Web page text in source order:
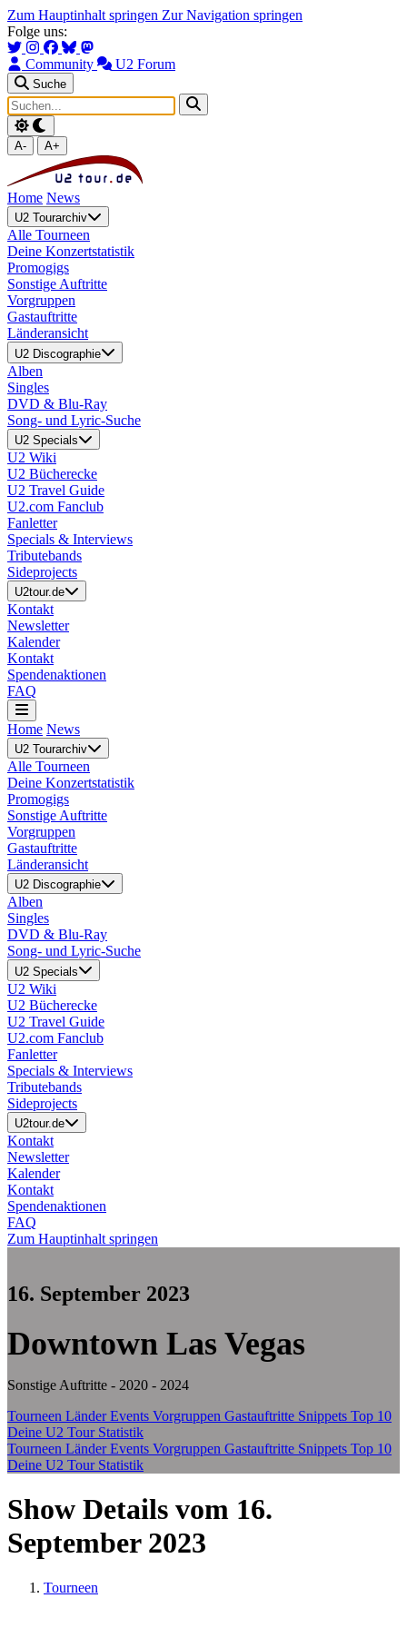
Zum Hauptinhalt springen Zur Navigation springen
Folge uns:
Community U2 Forum
Suche
A- A+
Home News
U2 Tourarchiv
Alle Tourneen
Deine Konzertstatistik
Promogigs
Sonstige Auftritte
Vorgruppen
Gastauftritte
Länderansicht
U2 Discographie
Alben
Singles
DVD & Blu-Ray
Song- und Lyric-Suche
U2 Specials
U2 Wiki
U2 Bücherecke
U2 Travel Guide
U2.com Fanclub
Fanletter
Specials & Interviews
Tributebands
Sideprojects
U2tour.de
Kontakt
Newsletter
Kalender
Kontakt
Spendenaktionen
FAQ
Home News
U2 Tourarchiv
Alle Tourneen
Deine Konzertstatistik
Promogigs
Sonstige Auftritte
Vorgruppen
Gastauftritte
Länderansicht
U2 Discographie
Alben
Singles
DVD & Blu-Ray
Song- und Lyric-Suche
U2 Specials
U2 Wiki
U2 Bücherecke
U2 Travel Guide
U2.com Fanclub
Fanletter
Specials & Interviews
Tributebands
Sideprojects
U2tour.de
Kontakt
Newsletter
Kalender
Kontakt
Spendenaktionen
FAQ
Zum Hauptinhalt springen
16. September 2023
Downtown Las Vegas
Sonstige Auftritte - 2020 - 2024
Tourneen LänderEvents Vorgruppen Gastauftritte Snippets Top 10
Deine U2 Tour Statistik
Tourneen LänderEvents Vorgruppen Gastauftritte Snippets Top 10
Deine U2 Tour Statistik
Show Details vom 16.
September 2023
Tourneen